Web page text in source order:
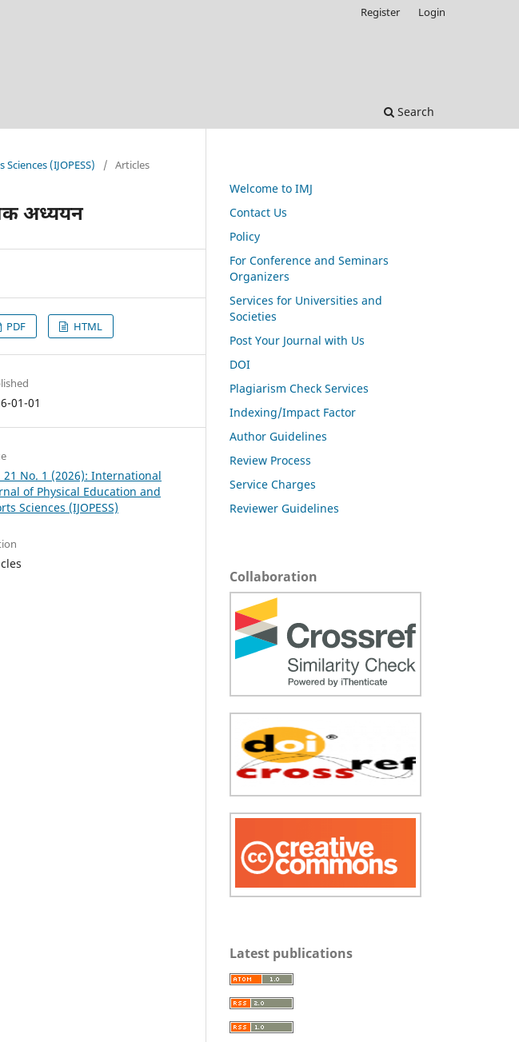
Search
Register Login
(IJOPESS) / Articles
अध्ययन
PDF HTML
01-01
21 No. 1 (2026): International
of Physical Education and
Sciences (IJOPESS)
Welcome to IMJ
Contact Us
Policy
For Conference and Seminars
Organizers
Services for Universities and
Societies
Post Your Journal with Us
DOI
Plagiarism Check Services
Indexing/Impact Factor
Author Guidelines
Review Process
Service Charges
Reviewer Guidelines
Collaboration
Latest publications